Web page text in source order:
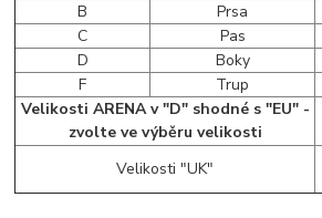
B
Prsa
C
Pas
D
Boky
F
Trup
Velikosti ARENA v "D" shodné s "EU" -
zvolte ve výběru velikosti
Velikosti "UK"